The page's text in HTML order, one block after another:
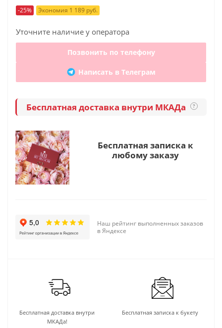
-25% Экономия 1 189 руб.
Уточните наличие у оператора
Позвонить по телефону
Написать в Телеграм
Бесплатная доставка внутри МКАДа ?
Бесплатная записка к
любому заказу
Наш рейтинг выполненных заказов
в Яндексе
Бесплатная доставка внутри
МКАДа!
Бесплатная записка к букету